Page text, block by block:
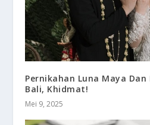
Pernikahan Luna Maya
Bali, Khidmat!
Mei 9, 2025